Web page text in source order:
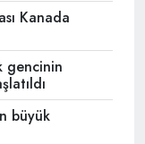
Kanada
gencinin
büyük